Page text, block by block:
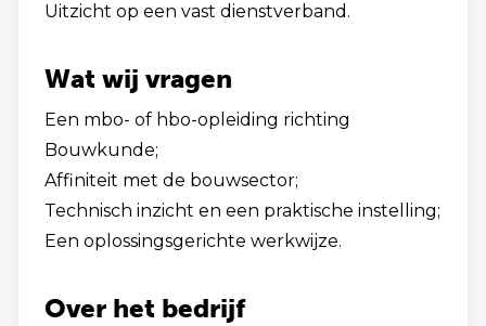
Uitzicht op een vast dienstverband.
Wat wij vragen
Een mbo- of hbo-opleiding richting
Bouwkunde;
Affiniteit met de bouwsector;
Technisch inzicht en een praktische instelling;
Een oplossingsgerichte werkwijze.
Over het bedrijf